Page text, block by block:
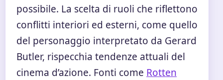
possibile. La scelta di ruoli che riflettono
conflitti interiori ed esterni, come quello
del personaggio interpretato da Gerard
Butler, rispecchia tendenze attuali del
cinema d’azione. Fonti come Rotten